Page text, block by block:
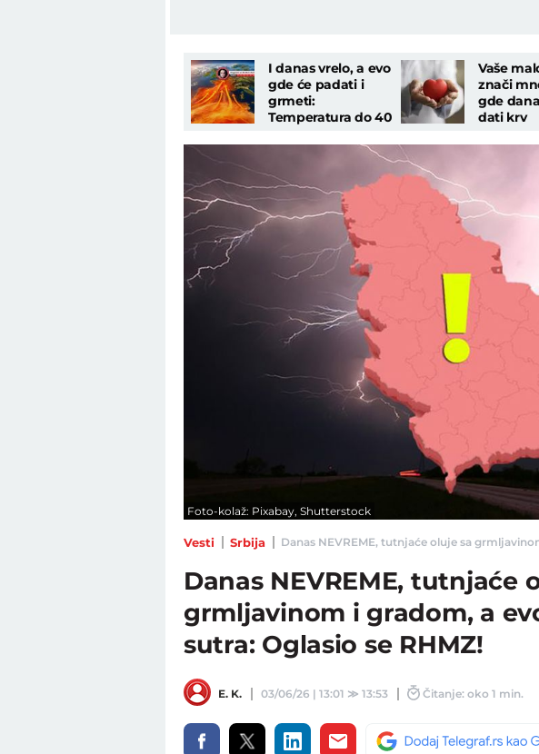
I danas vrelo, a evo
gde će padati i
grmeti:
Temperatura do 40
Vaše
znači
gde
dati krv
Foto-kolaž: Pixabay, Shutterstock
Vesti Srbija Danas NEVREME, tutnjaće oluje sa
Danas NEVREME, tutnjaće
grmljavinom i gradom, a
sutra: Oglasio se RHMZ!
E. K. 03/06/26 | 13:01 ≫ 13:53 Čitanje: oko 1 min.